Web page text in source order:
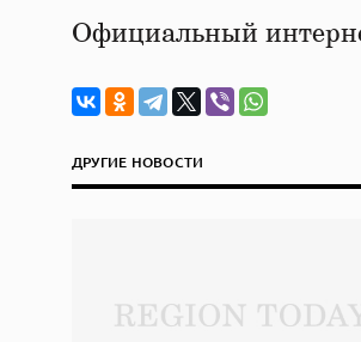
Официальный
ДРУГИЕ НОВОСТИ